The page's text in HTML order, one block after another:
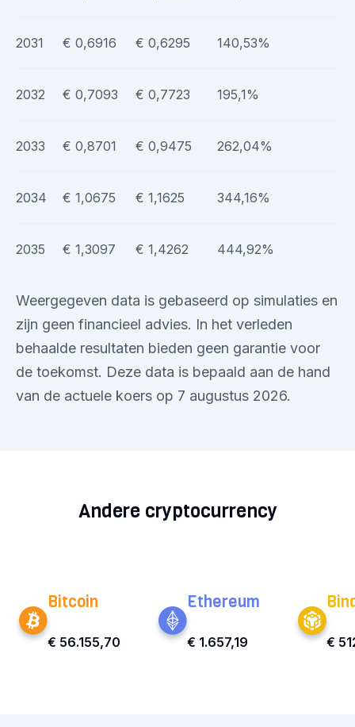
2031 € 0,6916 € 0,6295 140,53%
2032 € 0,7093 € 0,7723 195,1%
2033 € 0,8701 € 0,9475 262,04%
2034 € 1,0675 € 1,1625 344,16%
2035 € 1,3097 € 1,4262 444,92%
Weergegeven data is gebaseerd op simulaties en
zijn geen financieel advies. In het verleden
behaalde resultaten bieden geen garantie voor
de toekomst. Deze data is bepaald aan de hand
van de actuele koers op 7 augustus 2026.
Andere cryptocurrency
Bitcoin
€ 56.155,70
Ethereum
€ 1.657,19 €